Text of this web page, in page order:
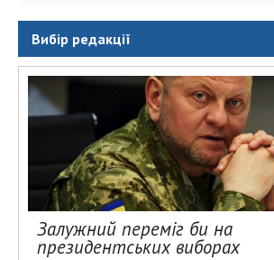
Вибір редакції
Залужний переміг би на
президентських виборах